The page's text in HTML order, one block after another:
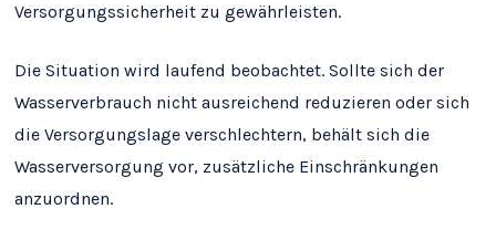
Versorgungssicherheit zu gewährleisten.
Die Situation wird laufend beobachtet. Sollte sich der
Wasserverbrauch nicht ausreichend reduzieren oder sich
die Versorgungslage verschlechtern, behält sich die
Wasserversorgung vor, zusätzliche Einschränkungen
anzuordnen.